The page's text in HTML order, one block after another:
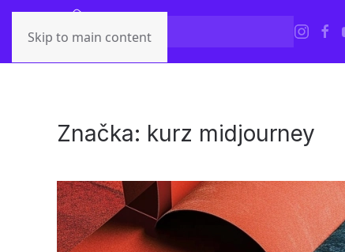
Skip to main content
Značka: kurz midjourney